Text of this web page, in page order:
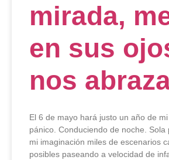
mirada,
en sus
nos
El 6 de mayo hará justo un año de
pánico. Conduciendo de noche. Sola
mi imaginación miles de escenarios
posibles paseando a velocidad de